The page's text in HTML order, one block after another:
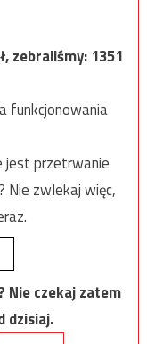
zebraliśmy:1351
funkcjonowania
jest przetrwanie
Nie zwlekaj więc,
Nie czekaj zatem
dzisiaj.